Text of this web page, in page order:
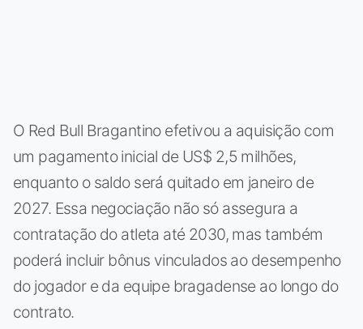
O Red Bull Bragantino efetivou a aquisição com
um pagamento inicial de US$ 2,5 milhões,
enquanto o saldo será quitado em janeiro de
2027. Essa negociação não só assegura a
contratação do atleta até 2030, mas também
poderá incluir bônus vinculados ao desempenho
do jogador e da equipe bragadense ao longo do
contrato.